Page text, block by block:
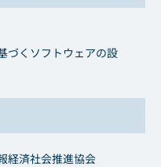
づくソフトウェアの設
経済社会推進協会